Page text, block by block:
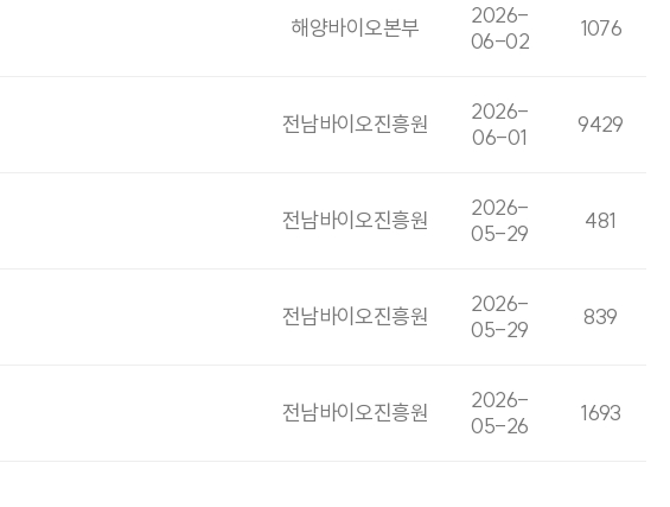
해양바이오본부
2026-
06-02
1076
전남바이오진흥원
2026-
06-01
9429
전남바이오진흥원
2026-
05-29
481
전남바이오진흥원
2026-
05-29
839
전남바이오진흥원
2026-
05-26
1693